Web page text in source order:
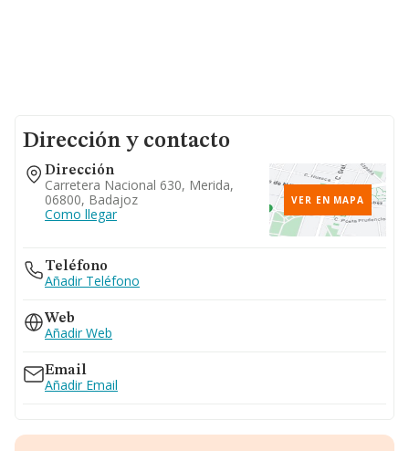
Dirección y contacto
Dirección
Carretera Nacional 630, Merida,
06800, Badajoz
Como llegar
VER EN MAPA
Teléfono
Añadir Teléfono
Web
Añadir Web
Email
Añadir Email